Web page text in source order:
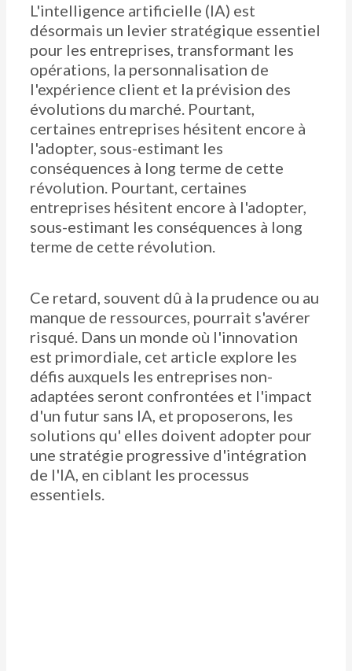
L'intelligence artificielle (IA) est
désormais un levier stratégique essentiel
pour les entreprises, transformant les
opérations, la personnalisation de
l'expérience client et la prévision des
évolutions du marché. Pourtant,
certaines entreprises hésitent encore à
l'adopter, sous-estimant les
conséquences à long terme de cette
révolution. Pourtant, certaines
entreprises hésitent encore à l'adopter,
sous-estimant les conséquences à long
terme de cette révolution.
Ce retard, souvent dû à la prudence ou au
manque de ressources, pourrait s'avérer
risqué. Dans un monde où l'innovation
est primordiale, cet article explore les
défis auxquels les entreprises non-
adaptées seront confrontées et l'impact
d'un futur sans IA, et proposerons, les
solutions qu' elles doivent adopter pour
une stratégie progressive d'intégration
de l'IA, en ciblant les processus
essentiels.​